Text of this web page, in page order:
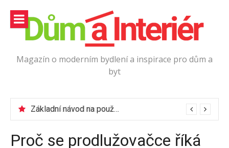
obsah
Magazín o moderním bydlení a inspirace pro dům a
byt
Základní návod na používání elektrické vrtačky
Jak vybrat podlahové lišty?
Proč se prodlužovačce říká